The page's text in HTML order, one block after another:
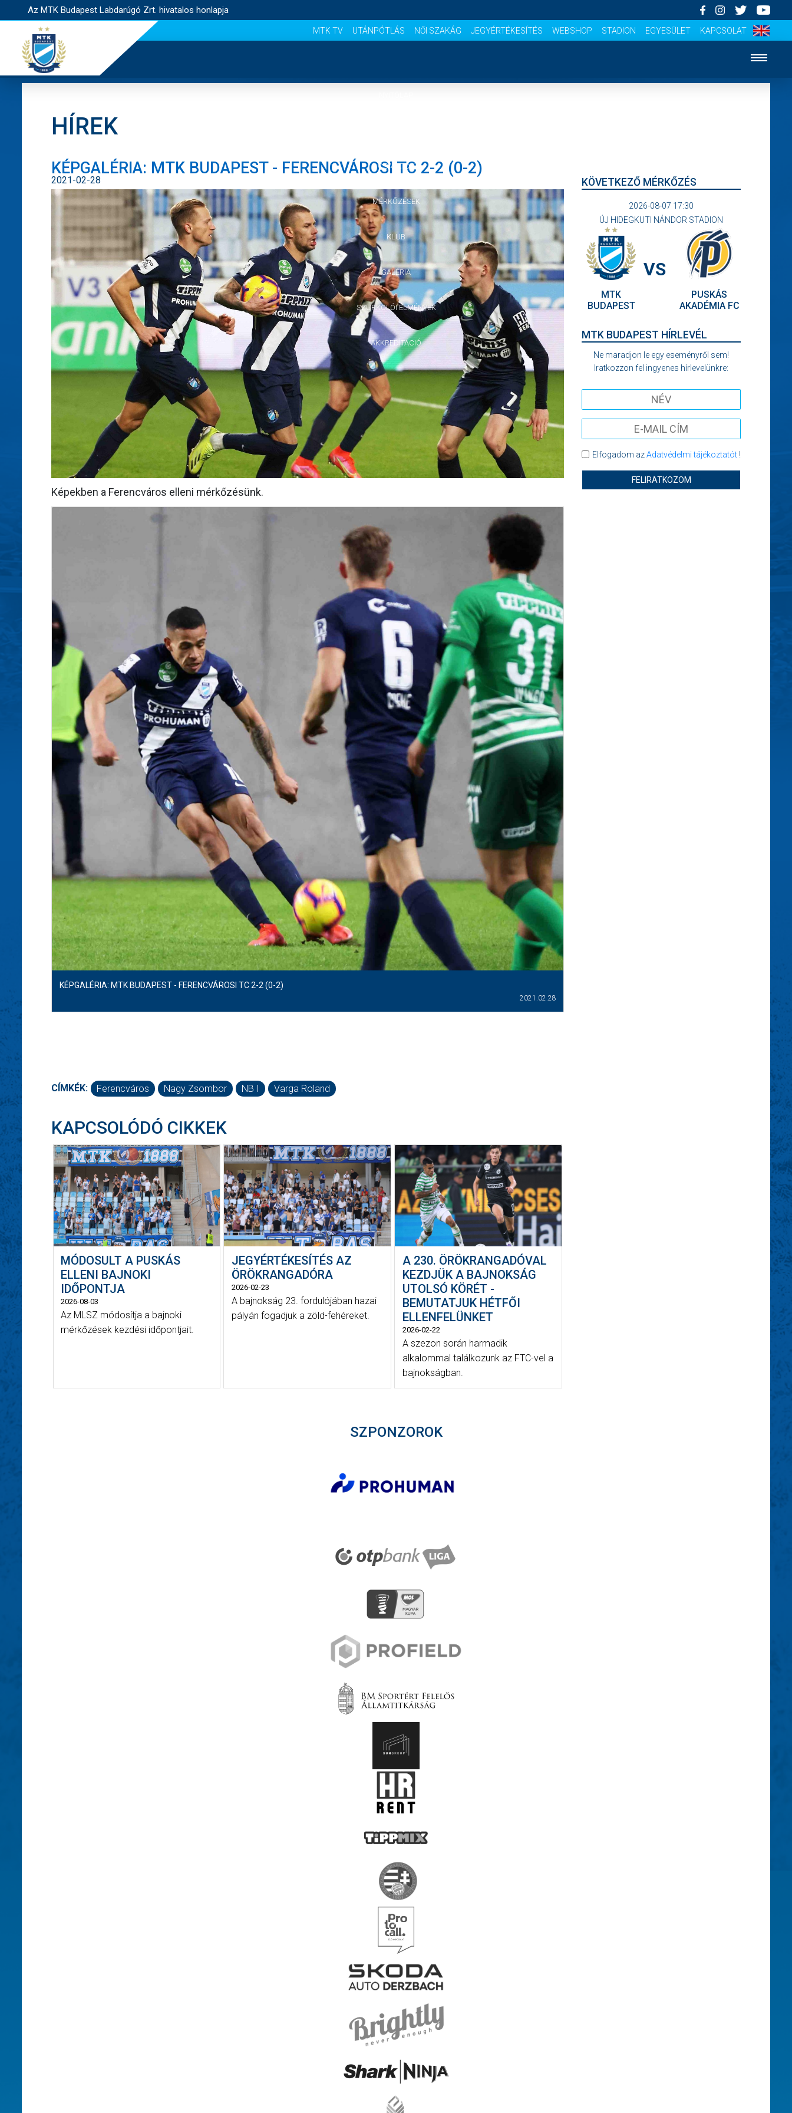
Az MTK Budapest Labdarúgó Zrt. hivatalos honlapja
MTK TV UTÁNPÓTLÁS NŐI SZAKÁG JEGYÉRTÉKESÍTÉS WEBSHOP STADION EGYESÜLET KAPCSOLAT
CSAPATOK
MÉRKŐZÉSEK
KLUB
GALÉRIA
SZURKOLÓI ÉLMÉNYEK
AKKREDITÁCIÓ
HÍREK
KÉPGALÉRIA: MTK BUDAPEST - FERENCVÁROSI TC 2-2 (0-2)
2021-02-28
Képekben a Ferencváros elleni mérkőzésünk.
KÉPGALÉRIA: MTK BUDAPEST - FERENCVÁROSI TC 2-2 (0-2)
2021.02.28
CÍMKÉK: Ferencváros Nagy Zsombor NB I Varga Roland
KAPCSOLÓDÓ CIKKEK
MÓDOSULT A PUSKÁS
ELLENI BAJNOKI
IDŐPONTJA
2026-08-03
Az MLSZ módosítja a bajnoki
mérkőzések kezdési időpontjait.
JEGYÉRTÉKESÍTÉS AZ
ÖRÖKRANGADÓRA
2026-02-23
A bajnokság 23. fordulójában hazai
pályán fogadjuk a zöld-fehéreket.
A 230. ÖRÖKRANGADÓVAL
KEZDJÜK A BAJNOKSÁG
UTOLSÓ KÖRÉT -
BEMUTATJUK HÉTFŐI
ELLENFELÜNKET
2026-02-22
A szezon során harmadik
alkalommal találkozunk az FTC-vel a
bajnokságban.
KÖVETKEZŐ MÉRKŐZÉS
2026-08-07 17:30
ÚJ HIDEGKUTI NÁNDOR STADION
MTK
BUDAPEST
VS
PUSKÁS
AKADÉMIA FC
MTK BUDAPEST HÍRLEVÉL
Ne maradjon le egy eseményről sem!
Iratkozzon fel ingyenes hírlevelünkre:
Elfogadom azAdatvédelmi tájékoztatót!
FELIRATKOZOM
SZPONZOROK